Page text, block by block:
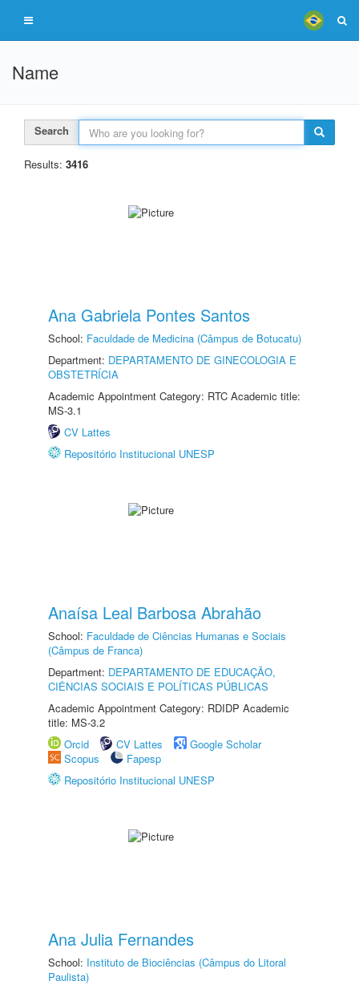
Name
Search
Results: 3416
Ana Gabriela Pontes Santos
School: Faculdade de Medicina (Câmpus de Botucatu)
Department: DEPARTAMENTO DE GINECOLOGIA E
OBSTETRÍCIA
Academic Appointment Category: RTC Academic title:
MS-3.1
CV Lattes
Repositório Institucional UNESP
Anaísa Leal Barbosa Abrahão
School: Faculdade de Ciências Humanas e Sociais
(Câmpus de Franca)
Department: DEPARTAMENTO DE EDUCAÇÃO,
CIÊNCIAS SOCIAIS E POLÍTICAS PÚBLICAS
Academic Appointment Category: RDIDP Academic
title: MS-3.2
Orcid
CV Lattes
Google Scholar
Scopus
Fapesp
Repositório Institucional UNESP
Ana Julia Fernandes
School: Instituto de Biociências (Câmpus do Litoral
Paulista)